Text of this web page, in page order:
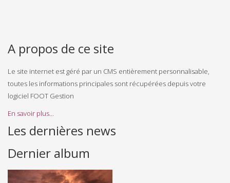
A propos de ce site
Le site internet est géré par un CMS entièrement personnalisable,
toutes les informations principales sont récupérées depuis votre
logiciel FOOT Gestion
En savoir plus...
Les dernières news
Dernier album